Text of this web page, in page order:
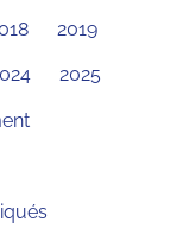
2019
2025